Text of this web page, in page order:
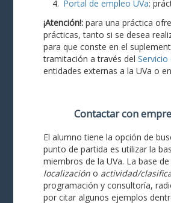
Portal de empleo UVa:
¡Atención!:para una práctica
prácticas, tanto si se desea
para que conste en el
tramitación a través del Servicio
entidades externas a la UVa o
Contactar con
El alumno tiene la opción de
punto de partida es utilizar la
miembros de la UVa. La base
localizacióno actividad/
programación y consultoría,
por citar algunos ejemplos